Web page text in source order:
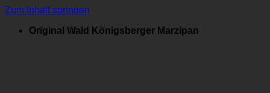
Zum Inhalt springen
Original Wald Königsberger Marzipan